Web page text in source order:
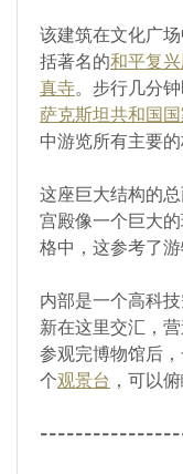
该建筑在文化广
括著名的和平复
真寺。步行几分
萨克斯坦共和国
中游览所有主要的
这座巨大结构的
宫殿像一个巨大
格中，这参考了游
内部是一个高科
新在这里交汇，
参观完博物馆后
个观景台 ，可以